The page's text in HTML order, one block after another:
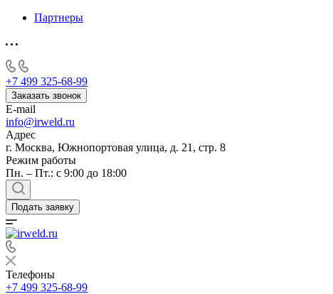
Партнеры
+7 499 325-68-99
Заказать звонок
E-mail
info@irweld.ru
Адрес
г. Москва, Южнопортовая улица, д. 21, стр. 8
Режим работы
Пн. – Пт.: с 9:00 до 18:00
Подать заявку
Телефоны
+7 499 325-68-99